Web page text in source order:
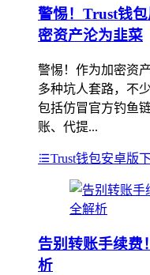
警惕！Trust钱
密资产沦为韭菜
警惕！作为加密资
多种坑人套路，不
包括仿冒官方钓鱼
账、代提...
Trust钱包安卓版
告别转账手续费
析